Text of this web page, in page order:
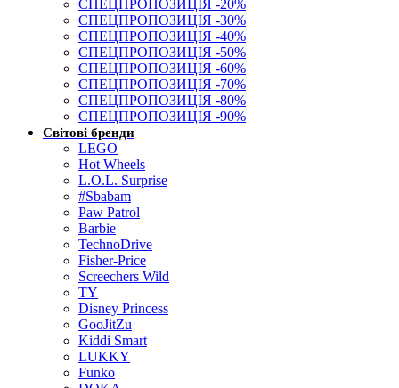
СПЕЦПРОПОЗИЦІЯ -20%
СПЕЦПРОПОЗИЦІЯ -30%
СПЕЦПРОПОЗИЦІЯ -40%
СПЕЦПРОПОЗИЦІЯ -50%
СПЕЦПРОПОЗИЦІЯ -60%
СПЕЦПРОПОЗИЦІЯ -70%
СПЕЦПРОПОЗИЦІЯ -80%
СПЕЦПРОПОЗИЦІЯ -90%
Світові бренди
LEGO
Hot Wheels
L.O.L. Surprise
#Sbabam
Paw Patrol
Barbie
TechnoDrive
Fisher-Price
Screechers Wild
TY
Disney Princess
GooJitZu
Kiddi Smart
LUKKY
Funko